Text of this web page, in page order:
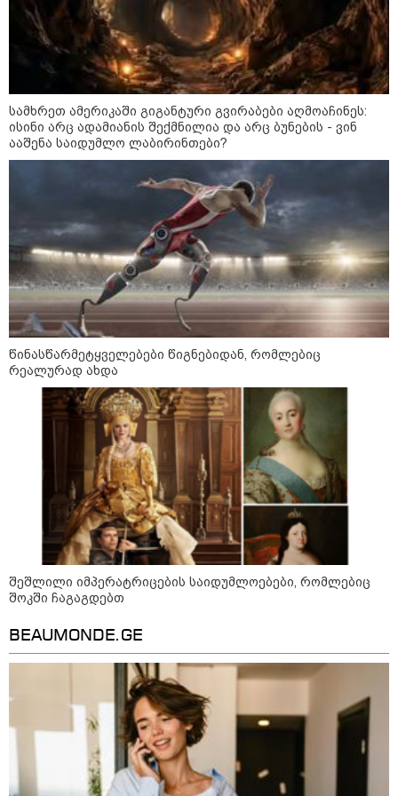
სამართალი
ქურდობა თვითმფრინავის ბორტზე:
პოლიციამ ჩინეთის 2 მოქალაქე დააკავა -
რა ინფორმაციას ავრცელებს შსს
21:50 / 10-08-2026
გორში, მანქანა ქალს დაეჯახა -
რა დეტალები ხდება ცნობილი?
20:38 / 10-08-2026
გურამ დადიანიძის
გაუჩინარების საქმის
ფარგლებში შსს ტერიტორიის
ხელახალ შემოწმებას იწყებს -
შსს განცხადებას ავრცელებს
სამხრეთ ამერიკაში გიგანტური გვირაბები აღმოაჩინეს:
ისინი არც ადამიანის შექმნილია და არც ბუნების - ვინ
ააშენა საიდუმლო ლაბირინთები?
წინასწარმეტყველებები წიგნებიდან, რომლებიც
რეალურად ახდა
შეშლილი იმპერატრიცების საიდუმლოებები, რომლებიც
შოკში ჩაგაგდებთ
BEAUMONDE.GE